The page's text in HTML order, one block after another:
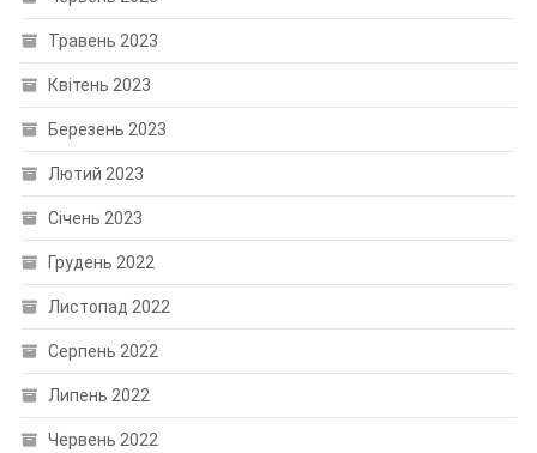
Травень 2023
Квітень 2023
Березень 2023
Лютий 2023
Січень 2023
Грудень 2022
Листопад 2022
Серпень 2022
Липень 2022
Червень 2022